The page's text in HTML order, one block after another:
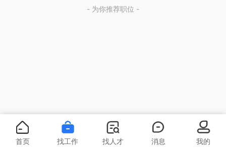
- 为你推荐职位 -
首页 找工作 找人才 消息 我的